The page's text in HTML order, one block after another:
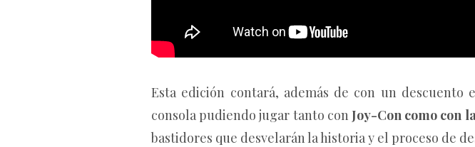
Esta edición contará, además de con un
consola pudiendo jugar tanto conJoy-Con como con
bastidores que desvelarán la historia y el proceso de